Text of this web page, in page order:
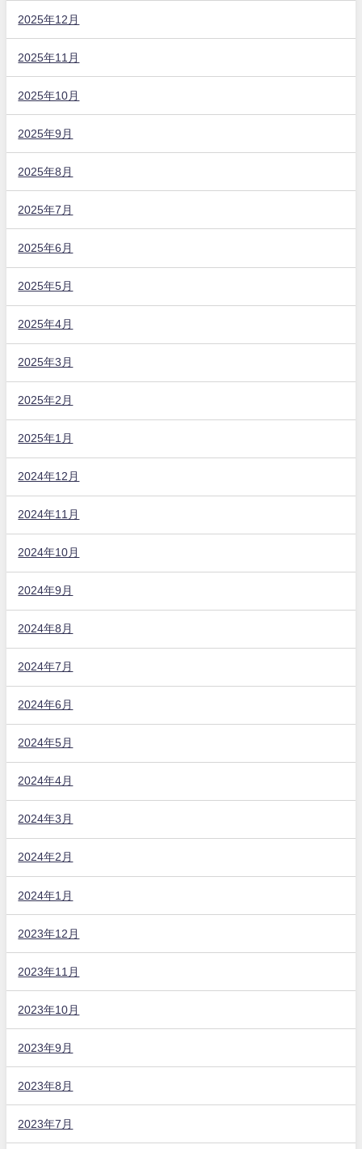
2025年12月
2025年11月
2025年10月
2025年9月
2025年8月
2025年7月
2025年6月
2025年5月
2025年4月
2025年3月
2025年2月
2025年1月
2024年12月
2024年11月
2024年10月
2024年9月
2024年8月
2024年7月
2024年6月
2024年5月
2024年4月
2024年3月
2024年2月
2024年1月
2023年12月
2023年11月
2023年10月
2023年9月
2023年8月
2023年7月